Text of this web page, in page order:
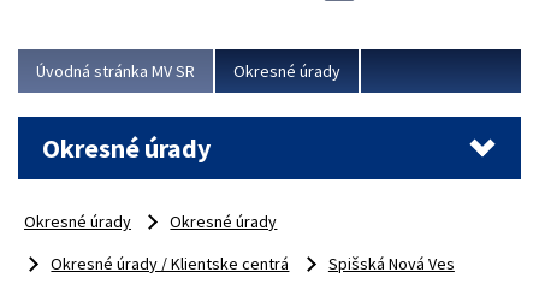
Viac
Úvodná stránka MV SR Okresné úrady
Okresné úrady
Okresné úrady
Okresné úrady
Okresné úrady / Klientske centrá
Spišská Nová Ves